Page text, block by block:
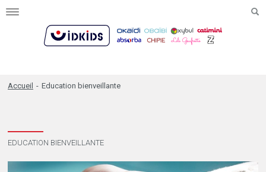
Toggle
Accueil - Education bienveillante
EDUCATION BIENVEILLANTE